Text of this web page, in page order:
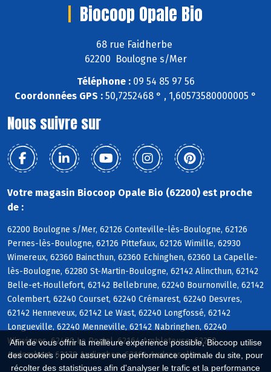
Afin de vous offrir la meilleure expérience possible, Biocoop utilise
des cookies : pour assurer une performance optimale du site, pour
récolter des statistiques afin d'analyser le trafic et la performance
Biocoop Opale Bio
68 rue Faidherbe
62200 Boulogne s/Mer
Téléphone :09 54 85 97 56
Coordonnées GPS : 50,7252468 ° , 1,60573580000005 °
Nous suivre sur
Votre magasin Biocoop Opale Bio (62200) est proche
de :
62200 Boulogne s/Mer, 62126 Conteville-lès-Boulogne, 62126
Pernes-lès-Boulogne, 62126 Pittefaux, 62126 Wimille, 62930
Wimereux, 62360 Baincthun, 62360 Echinghen, 62360 La Capelle-
lès-Boulogne, 62280 St-Martin-Boulogne, 62142 Alincthun, 62142
Belle-et-Houllefort, 62142 Bellebrune, 62240 Bournonville, 62142
Colembert, 62240 Courset, 62240 Crémarest, 62240 Desvres,
62142 Henneveux, 62142 Le Wast, 62240 Longfossé, 62142
Longueville, 62240 Menneville, 62142 Nabringhen, 62240
Wirwignes, 62480 Le Portel, 62164 Ambleteuse, 62250
Audembert, 62179 Audinghen, 62164 Audresselles